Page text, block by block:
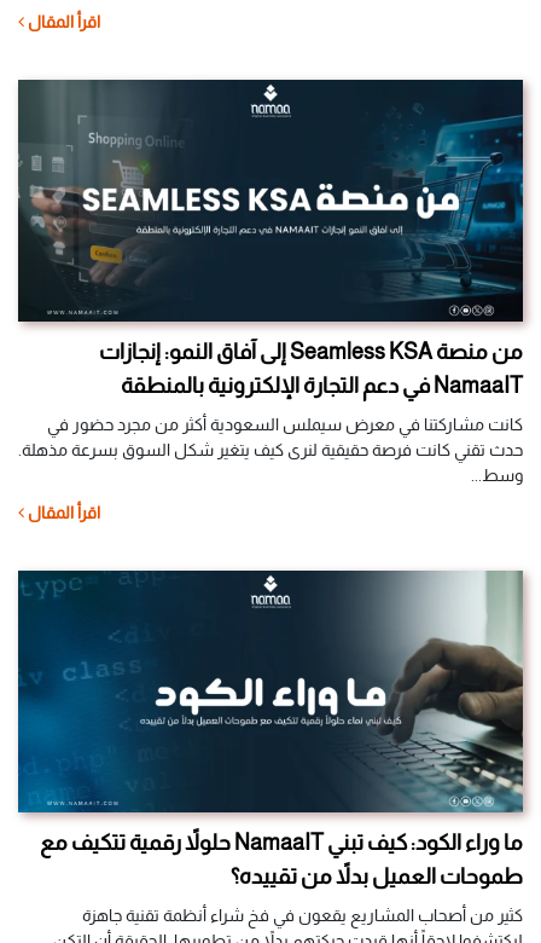
اقرأ المقال
من منصة Seamless KSA إلى آفاق النمو: إنجازات
NamaaIT في دعم التجارة الإلكترونية بالمنطقة
كانت مشاركتنا في معرض سيملس السعودية أكثر من مجرد حضور في
حدث تقني كانت فرصة حقيقية لنرى كيف يتغير شكل السوق بسرعة مذهلة.
وسط...
اقرأ المقال
ما وراء الكود: كيف تبني NamaaIT حلولاً رقمية تتكيف مع
طموحات العميل بدلاً من تقييده؟
كثير من أصحاب المشاريع يقعون في فخ شراء أنظمة تقنية جاهزة